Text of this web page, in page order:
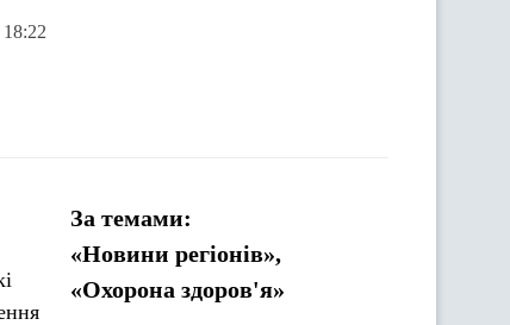
За темами:
«Новини регіонів»,
«Охорона здоров'я»